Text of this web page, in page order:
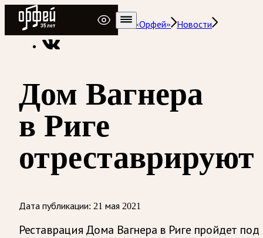
Радио Орфей
Радио классической музыки «Орфей»
Новости
Дом Вагнера
в Риге
отреставрируют
Дата публикации: 21 мая 2021
Реставрация Дома Вагнера в Риге пройдет под